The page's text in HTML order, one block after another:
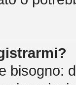
bisogno: